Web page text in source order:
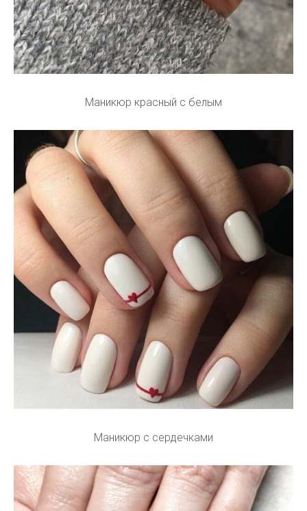
Маникюр красный с белым
Маникюр с сердечками